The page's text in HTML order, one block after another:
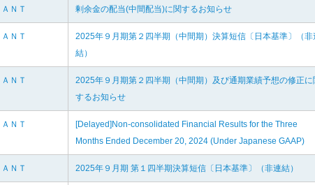
ＮＴ 剰余金の配当(中間配当)に関するお知らせ
ＮＴ
2025年９月期第２四半期（中間期）決算短信〔日本基準〕（非
結）
ＮＴ
2025年９月期第２四半期（中間期）及び通期業績予想の修正に
するお知らせ
ＮＴ
[Delayed]Non-consolidated Financial Results for the Three
Months Ended December 20, 2024 (Under Japanese GAAP)
ＮＴ 2025年９月期 第１四半期決算短信〔日本基準〕（非連結）